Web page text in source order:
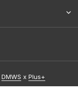
DMWS x Plus+